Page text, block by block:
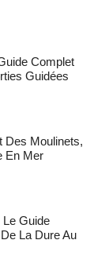
Complet
Guidées
Des Moulinets,
En Mer
Guide
La Dure Au